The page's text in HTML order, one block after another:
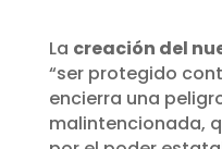
La creación del
“ser protegido
encierra una
malintencionada,